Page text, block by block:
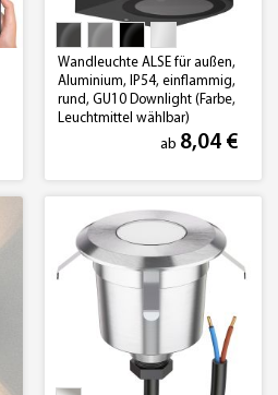
Wandleuchte ALSE für außen,
Aluminium, IP54, einflammig,
rund, GU10 Downlight (Farbe,
Leuchtmittel wählbar)
ab 8,04 €